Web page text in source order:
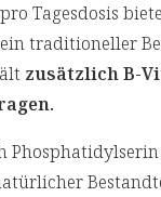
Tagesdosis
traditioneller
zusätzlich B-